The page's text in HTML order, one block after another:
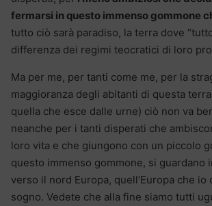
fermarsi in questo immenso gommone
tutto ciò sarà paradiso, la terra dove
differenza dei regimi teocratici di loro
Ma per me, per tanti come me, per la
maggioranza degli abitanti di questa
quella che esce dalle urne) ciò non va
neanche per i tanti disperati che
loro vita e che giungono con un piccolo
questo immenso gommone, si guardano
verso il nord Europa, quell’Europa che io
sogno. Vedete che alla fine siamo tutti